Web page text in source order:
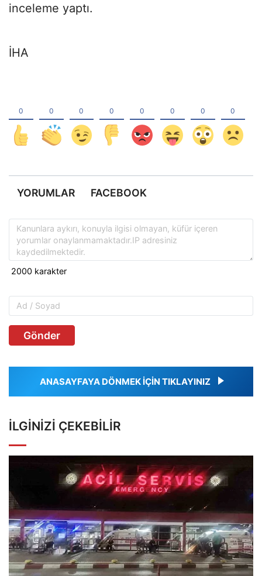
inceleme yaptı.
İHA
YORUMLAR FACEBOOK
Gönder
ANASAYFAYA DÖNMEK İÇİN TIKLAYINIZ
İLGINIZI ÇEKEBILIR